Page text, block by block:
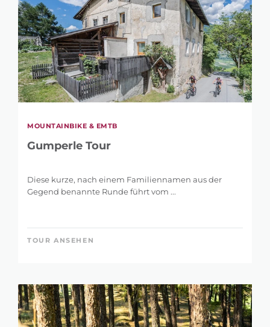
MOUNTAINBIKE & EMTB
Gumperle Tour
Diese kurze, nach einem Familiennamen aus der
Gegend benannte Runde führt vom ...
TOUR ANSEHEN